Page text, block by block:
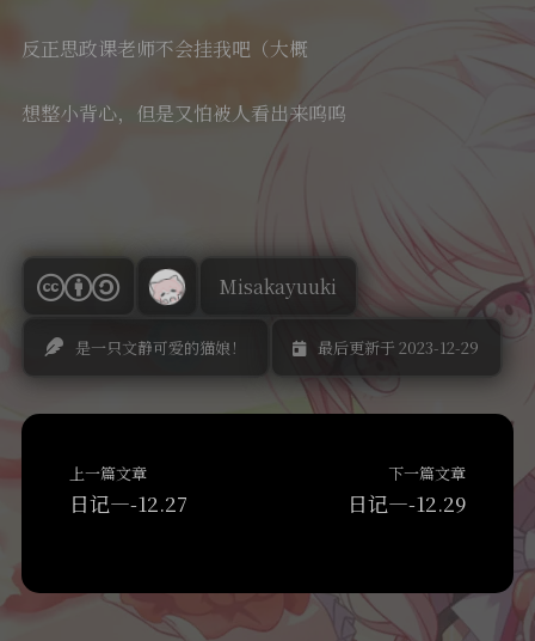
反正思政课老师不会挂我吧（大概
想整小背心，但是又怕被人看出来呜呜
Misakayuuki
是一只文静可爱的猫娘！ 最后更新于 2023-12-29
上一篇文章
日记—-12.27
下一篇文章
日记—-12.29